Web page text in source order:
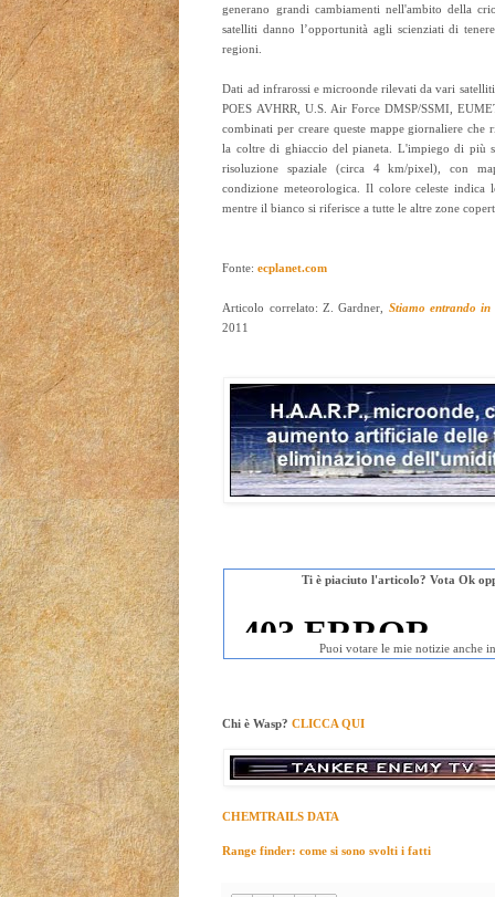
generano grandi cambiamenti nell'ambito della
satelliti danno l’opportunità agli scienziati di
regioni.
Dati ad infrarossi e microonde rilevati da vari
POES AVHRR, U.S. Air Force DMSP/SSMI,
combinati per creare queste mappe giornaliere
la coltre di ghiaccio del pianeta. L'impiego di più
risoluzione spaziale (circa 4 km/pixel), con
condizione meteorologica. Il colore celeste
mentre il bianco si riferisce a tutte le altre zone
Fonte:ecplanet.com
Articolo correlato: Z. Gardner, Stiamo entrando
2011
Ti è piaciuto l'articolo? Vota Ok
Puoi votare le mie notizie anche
Chi è Wasp? CLICCA QUI
CHEMTRAILS DATA
Range finder: come si sono svolti i fatti